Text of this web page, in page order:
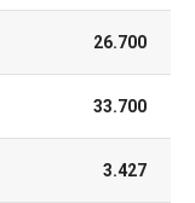
26.700
33.700
3.427